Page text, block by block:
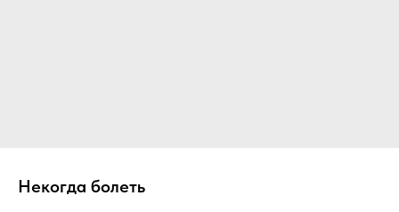
Некогда болеть